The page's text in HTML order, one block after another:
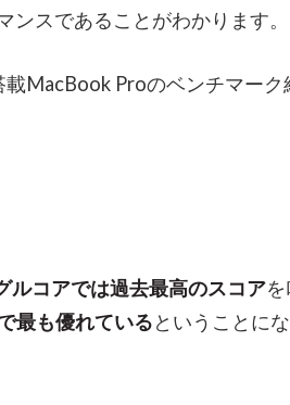
スであることがわかります。
MacBook Proのベンチマーク
ルコアでは過去最高のスコア
最も優れているということに